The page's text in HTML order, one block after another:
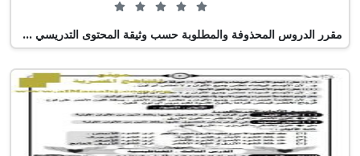
0 من 5 (0 تصويت)
مقرر الدروس المحذوفة والمطلوبة حسب وثيقة المحتوى التدريسي في ظل جائحة الكورونا (وفق منهج كامبردج) (علوم) السادس